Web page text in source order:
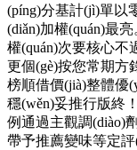
(píng)分基計(jì)單以
(diǎn)加權(quán)最
權(quán)次要核心不
更個(gè)按您常期
榜順借價(jià)整體優
穩(wěn)妥推行版終
例通過主觀調(diào)
帶予推薦變味等定評